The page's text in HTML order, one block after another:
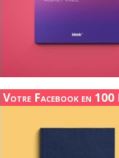
Votre Facebook en 100